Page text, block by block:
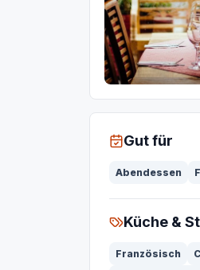
Gut für
Abendessen
Küche &
Französisch